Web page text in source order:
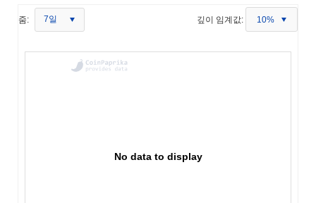
줌: 7일 깊이 임계값: 10%
No data to display